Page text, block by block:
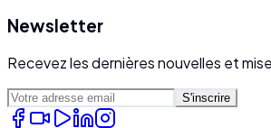
Newsletter
Recevez les dernières nouvelles et
S'inscrire